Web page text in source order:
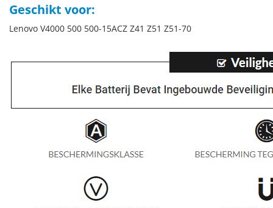
Geschikt voor:
Lenovo V4000 500 500-15ACZ Z41 Z51 Z51-70